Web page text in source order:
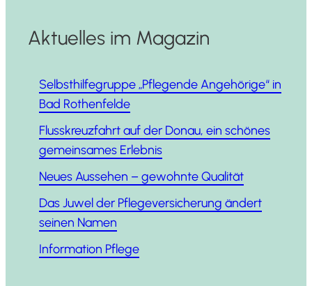
Aktuelles im Magazin
Selbst­hil­fe­grup­pe „Pfle­gen­de Ange­hö­ri­ge“ in
Bad Rothenfelde
Fluss­kreuz­fahrt auf der Donau, ein schö­nes
gemein­sa­mes Erlebnis
Neu­es Aus­se­hen – gewohn­te Qualität
Das Juwel der Pfle­ge­ver­si­che­rung ändert
sei­nen Namen
Infor­ma­ti­on Pflege